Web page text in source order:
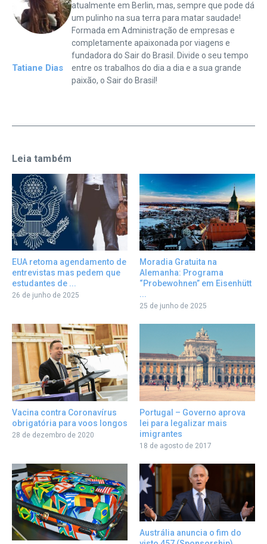
Tatiane Dias
atualmente em Berlin, mas, sempre que pode dá
um pulinho na sua terra para matar saudade!
Formada em Administração de empresas e
completamente apaixonada por viagens e
fundadora do Sair do Brasil. Divide o seu tempo
entre os trabalhos do dia a dia e a sua grande
paixão, o Sair do Brasil!
Leia também
EUA retoma agendamento de
entrevistas mas pedem que
estudantes de ...
26 de junho de 2025
Moradia Gratuita na
Alemanha: Programa
“Probewohnen” em Eisenhütt
...
25 de junho de 2025
Vacina contra Coronavírus
obrigatória para voos longos
28 de dezembro de 2020
Portugal – Governo aprova
lei para legalizar mais
imigrantes
18 de agosto de 2017
Austrália anuncia o fim do